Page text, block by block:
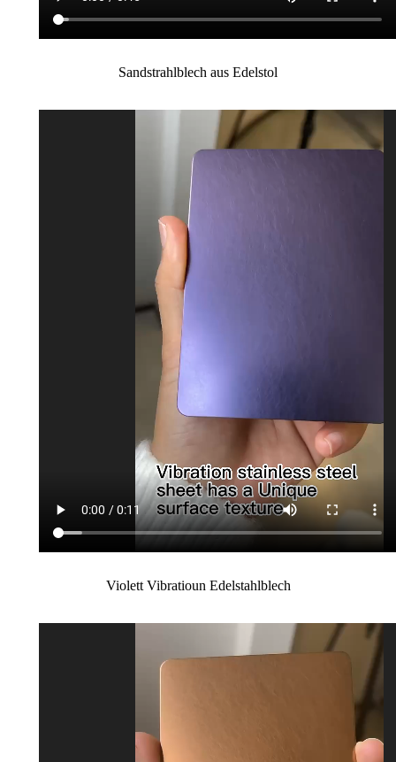
Sandstrahlblech aus Edelstol
Violett Vibratioun Edelstahlblech